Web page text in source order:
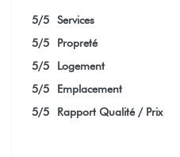
5/5
Services
5/5
Propreté
5/5
Logement
5/5
Emplacement
5/5 Rapport Qualité / Prix